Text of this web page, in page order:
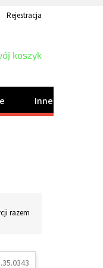
Rejestracja
koszyk
Inne produkty
razem